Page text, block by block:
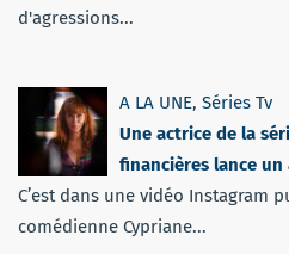
d'agressions...
A LA UNE, Séries Tv
Une actrice de la
financières lance
C’est dans une vidéo Instagram
comédienne Cypriane...